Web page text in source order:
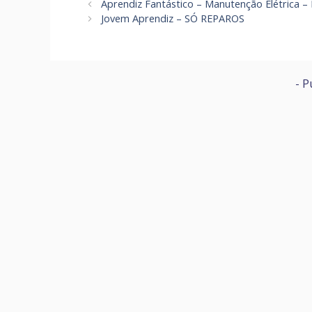
Aprendiz Fantástico – Manutenção Elétrica –
Jovem Aprendiz – SÓ REPAROS
-